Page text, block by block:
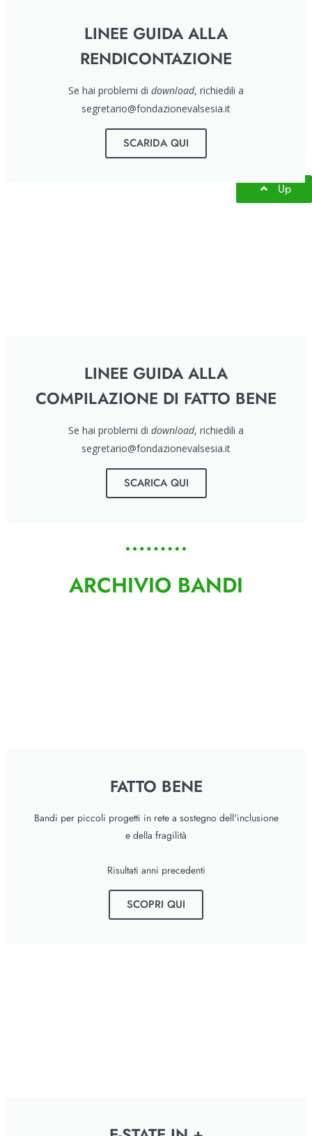
LINEE GUIDA ALLA
RENDICONTAZIONE
Se hai problemi di download, richiedili a
segretario@fondazionevalsesia.it
SCARIDA QUI
LINEE GUIDA ALLA
COMPILAZIONE DI FATTO BENE
Se hai problemi di download, richiedili a
segretario@fondazionevalsesia.it
SCARICA QUI
ARCHIVIO BANDI
FATTO BENE
Bandi per piccoli progetti in rete a sostegno dell'inclusione
e della fragilità
Risultati anni precedenti
SCOPRI QUI
Up